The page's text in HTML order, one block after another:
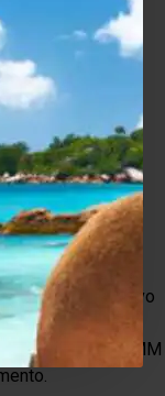
la
pronto ad
dover sostituire
M2-9R e il cavo
testine MM